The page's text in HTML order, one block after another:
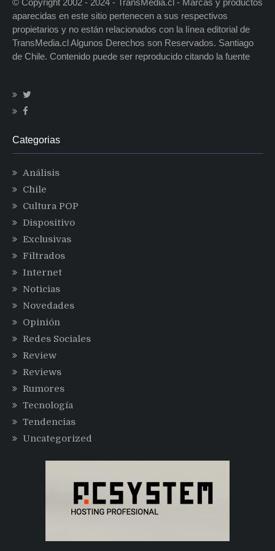
© Copyright 2002 - 2024 - TransMedia.cl - Marcas y productos
aparecidas en este sitio pertenecen a sus respectivos
propietarios y no están relacionados con la línea editorial de
TransMedia.cl Algunos Derechos son Reservados. Santiago
de Chile. Contenido puede ser reproducido citando la fuente
Categorias
Análisis
Chile
Cultura POP
Dispositivo
Exclusivas
Filtrados
Internet
Noticias
Novedades
Opinión
Redes Sociales
Review
Reviews
Rumores
Tecnología
Tendencias
Uncategorized